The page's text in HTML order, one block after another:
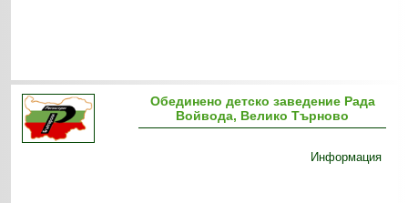
Обединено детско заведение Рада
Войвода, Велико Търново
Информация